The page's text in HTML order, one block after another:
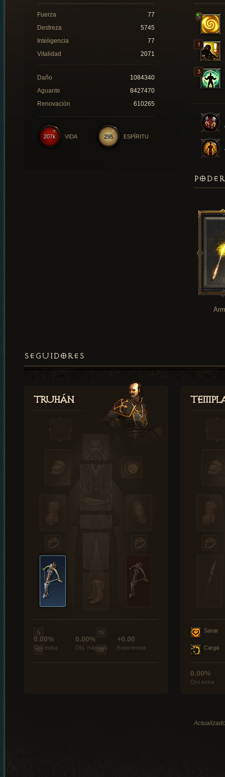
Fuerza
77
Destreza
5745
Inteligencia
77
Vitalidad
2071
Daño
1084340
Aguante
8427470
Renovación
610265
295 ESPÍRITU
207k VIDA
SEGUIDORES
Truhán
0.00%
Oro extra
0.00%
Obj. mágicos
+0.00
Experiencia
Sanar
Carga
0.00%
Oro extra